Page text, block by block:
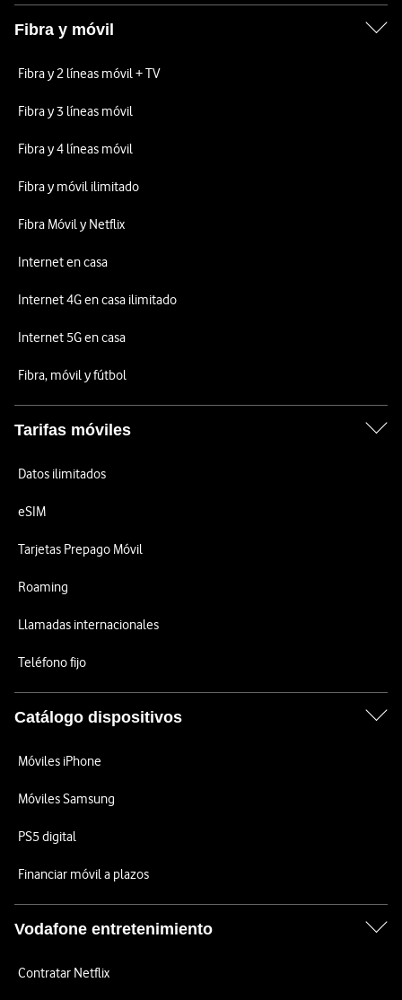
Fibra y móvil
Fibra y 2 líneas móvil + TV
Fibra y 3 líneas móvil
Fibra y 4 líneas móvil
Fibra y móvil ilimitado
Fibra Móvil y Netflix
Internet en casa
Internet 4G en casa ilimitado
Internet 5G en casa
Fibra, móvil y fútbol
Tarifas móviles
Datos ilimitados
eSIM
Tarjetas Prepago Móvil
Roaming
Llamadas internacionales
Teléfono fijo
Catálogo dispositivos
Móviles iPhone
Móviles Samsung
PS5 digital
Financiar móvil a plazos
Vodafone entretenimiento
Contratar Netflix